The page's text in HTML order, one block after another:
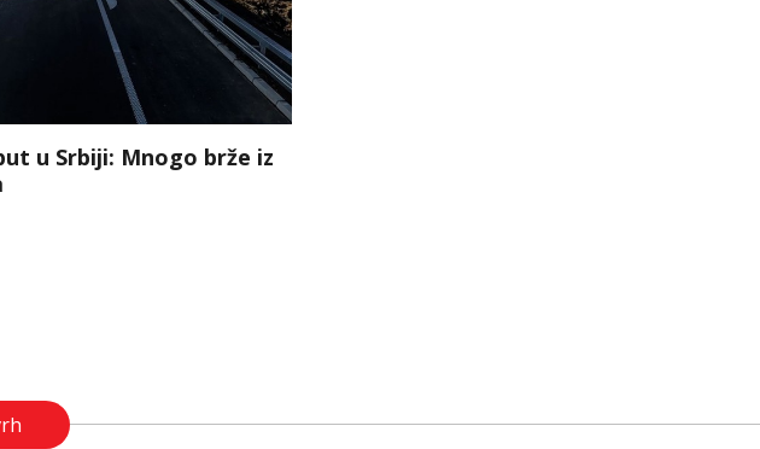
u Srbiji: Mnogo brže iz